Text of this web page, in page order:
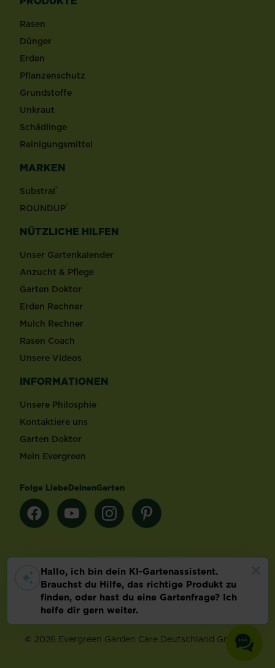
Rasen
Dünger
Erden
Pflanzenschutz
Grundstoffe
Unkraut
Schädlinge
Reinigungsmittel
MARKEN
Substral®
ROUNDUP®
NÜTZLICHE HILFEN
Unser Gartenkalender
Anzucht & Pflege
Garten Doktor
Erden Rechner
Mulch Rechner
Rasen Coach
Unsere Videos
INFORMATIONEN
Unsere Philosphie
Kontaktiere uns
Garten Doktor
Mein Evergreen
Folge LiebeDeinenGarten
Länderauswahl
Footer
Impressum & AGB Datenschutz
© 2026 Evergreen Garden Care Deutschland GmbH